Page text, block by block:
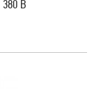
380 В